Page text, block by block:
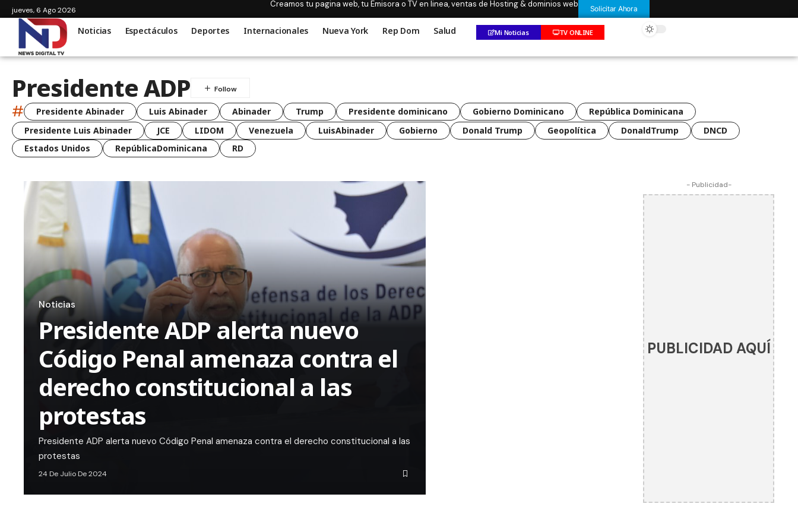
jueves, 6 Ago 2026
Creamos tu pagina web, tu Emisora o TV en linea, ventas de Hosting & dominios web Solicitar Ahora
Noticias Espectáculos Deportes Internacionales Nueva York Rep Dom Salud Mi Noticias TV ONLINE
Presidente ADP
# Presidente Abinader Luis Abinader Abinader Trump Presidente dominicano Gobierno Dominicano
República Dominicana
Presidente Luis Abinader
JCE LIDOM Venezuela LuisAbinader Gobierno Donald Trump Geopolítica DonaldTrump
DNCD
Estados Unidos
RepúblicaDominicana RD
Noticias
Presidente ADP alerta nuevo
Código Penal amenaza contra el
derecho constitucional a las
protestas
Presidente ADP alerta nuevo Código Penal amenaza contra el derecho constitucional a las
protestas
24 De Julio De 2024
- Publicidad-
PUBLICIDAD AQUÍ